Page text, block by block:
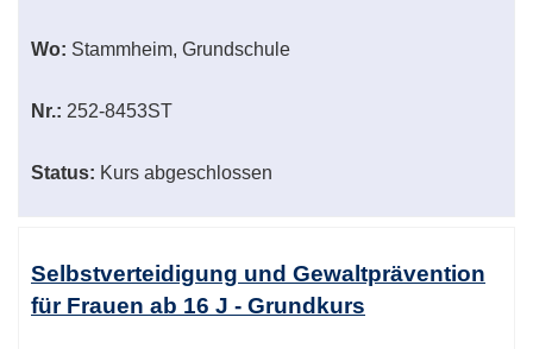
Wo: Stammheim, Grundschule
Nr.: 252-8453ST
Status: Kurs abgeschlossen
Selbstverteidigung und Gewaltprävention
für Frauen ab 16 J - Grundkurs